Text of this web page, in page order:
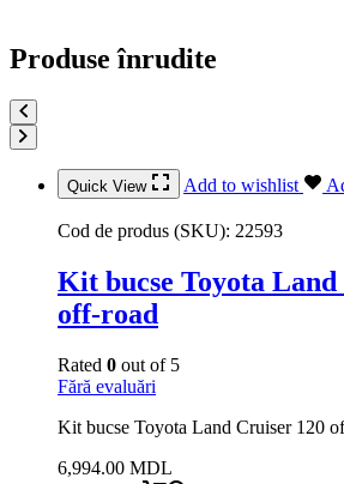
Produse înrudite
Quick View Add to wishlist
Cod de produs (SKU): 22593
Kit bucse Toyota
off-road
Rated 0 out of 5
Fără evaluări
Kit bucse Toyota Land Cruiser 120
6,994.00 MDL